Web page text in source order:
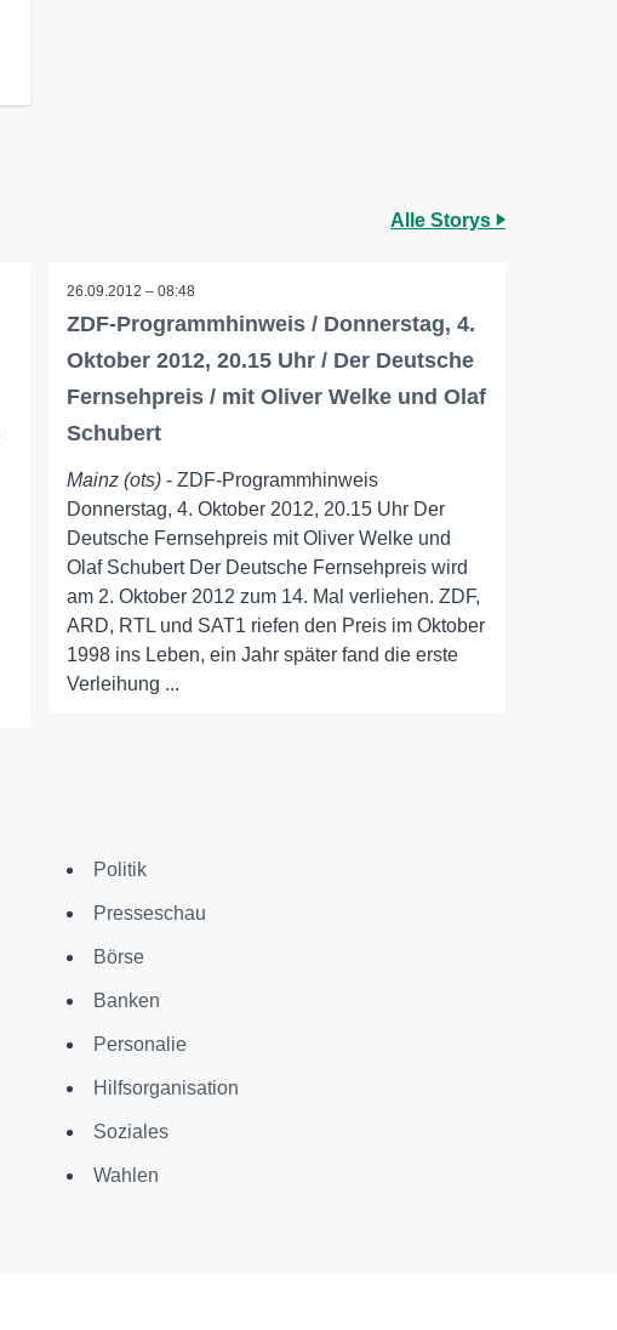
Alle Storys
26.09.2012 – 08:48
ZDF-Programmhinweis / Donnerstag, 4.
Oktober 2012, 20.15 Uhr / Der Deutsche
Fernsehpreis / mit Oliver Welke und Olaf
Schubert
Mainz (ots) - ZDF-Programmhinweis
Donnerstag, 4. Oktober 2012, 20.15 Uhr Der
Deutsche Fernsehpreis mit Oliver Welke und
Olaf Schubert Der Deutsche Fernsehpreis wird
am 2. Oktober 2012 zum 14. Mal verliehen. ZDF,
ARD, RTL und SAT1 riefen den Preis im Oktober
1998 ins Leben, ein Jahr später fand die erste
Verleihung ...
Politik
Presseschau
Börse
Banken
Personalie
Hilfsorganisation
Soziales
Wahlen